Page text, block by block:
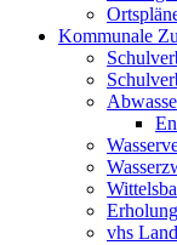
Kommunale
vhs